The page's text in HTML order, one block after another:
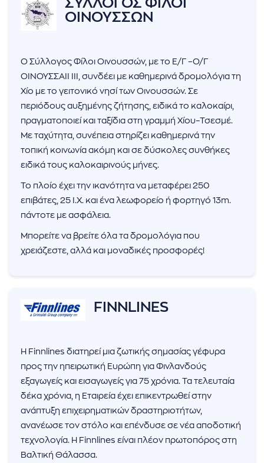
ΣΥΛΛΟΓΟΣ ΦΙΛΟΙ
ΟΙΝΟΥΣΣΩΝ
Ο Σύλλογος Φίλοι Οινουσσών, με το Ε/Γ –Ο/Γ
ΟΙΝΟΥΣΣΑΙΙ ΙΙΙ, συνδέει με καθημερινά δρομολόγια τη
Χίο με το γειτονικό νησί των Οινουσσών. Σε
περιόδους αυξημένης ζήτησης, ειδικά το καλοκαίρι,
πραγματοποιεί και ταξίδια στη γραμμή Χίου–Τσεσμέ.
Με ταχύτητα, συνέπεια στηρίζει καθημερινά την
τοπική κοινωνία ακόμη και σε δύσκολες συνθήκες
ειδικά τους καλοκαιρινούς μήνες.
Το πλοίο έχει την ικανότητα να μεταφέρει 250
επιβάτες, 25 Ι.Χ. και ένα λεωφορείο ή φορτηγό 13m.
πάντοτε με ασφάλεια.
Μπορείτε να βρείτε όλα τα δρομολόγια που
χρειάζεστε, αλλά και μοναδικές προσφορές!
FINNLINES
Η Finnlines διατηρεί μια ζωτικής σημασίας γέφυρα
προς την ηπειρωτική Ευρώπη για Φινλανδούς
εξαγωγείς και εισαγωγείς για 75 χρόνια. Τα τελευταία
δέκα χρόνια, η Εταιρεία έχει επικεντρωθεί στην
ανάπτυξη επιχειρηματικών δραστηριοτήτων,
ανανέωσε τον στόλο και επένδυσε σε νέα αποδοτική
τεχνολογία. Η Finnlines είναι πλέον πρωτοπόρος στη
Βαλτική Θάλασσα.